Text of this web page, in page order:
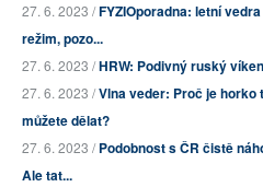
27. 6. 2023 /FYZIOporadna: letní
režim, pozo...
27. 6. 2023 /HRW: Podivný ruský
27. 6. 2023 /Vlna veder: Proč je horko
můžete dělat?
27. 6. 2023 /Podobnost s ČR čistě
Ale tat...